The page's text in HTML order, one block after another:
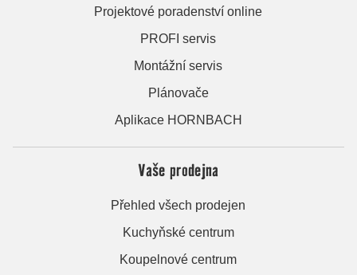
Projektové poradenství online
PROFI servis
Montážní servis
Plánovače
Aplikace HORNBACH
Vaše prodejna
Přehled všech prodejen
Kuchyňské centrum
Koupelnové centrum